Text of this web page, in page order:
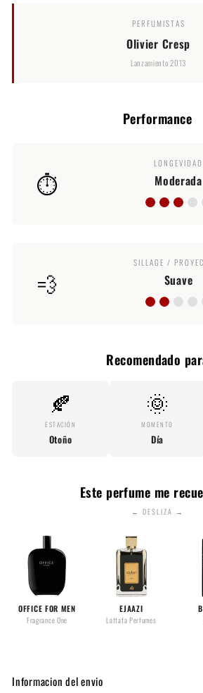
PERFUMISTAS
Olivier Cresp
Lanzamiento 2013
Performance
⏱️
LONGEVIDAD
Moderada
💨
SILLAGE /
Suave
Recomendado
🍂
ESTACIÓN
Otoño
🌞
MOMENTO
Día
Este perfume me
← DESLIZA →
OFFICE FOR MEN
Fragrance One
EJAAZI
Lattafa Perfumes
Informacion del envio